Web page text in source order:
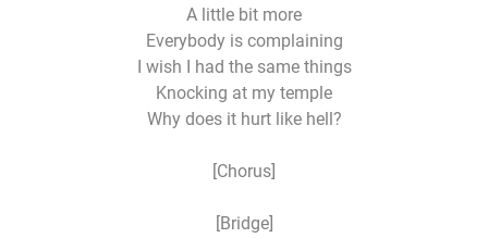
A little bit more
Everybody is complaining
I wish I had the same things
Knocking at my temple
Why does it hurt like hell?
[Chorus]
[Bridge]